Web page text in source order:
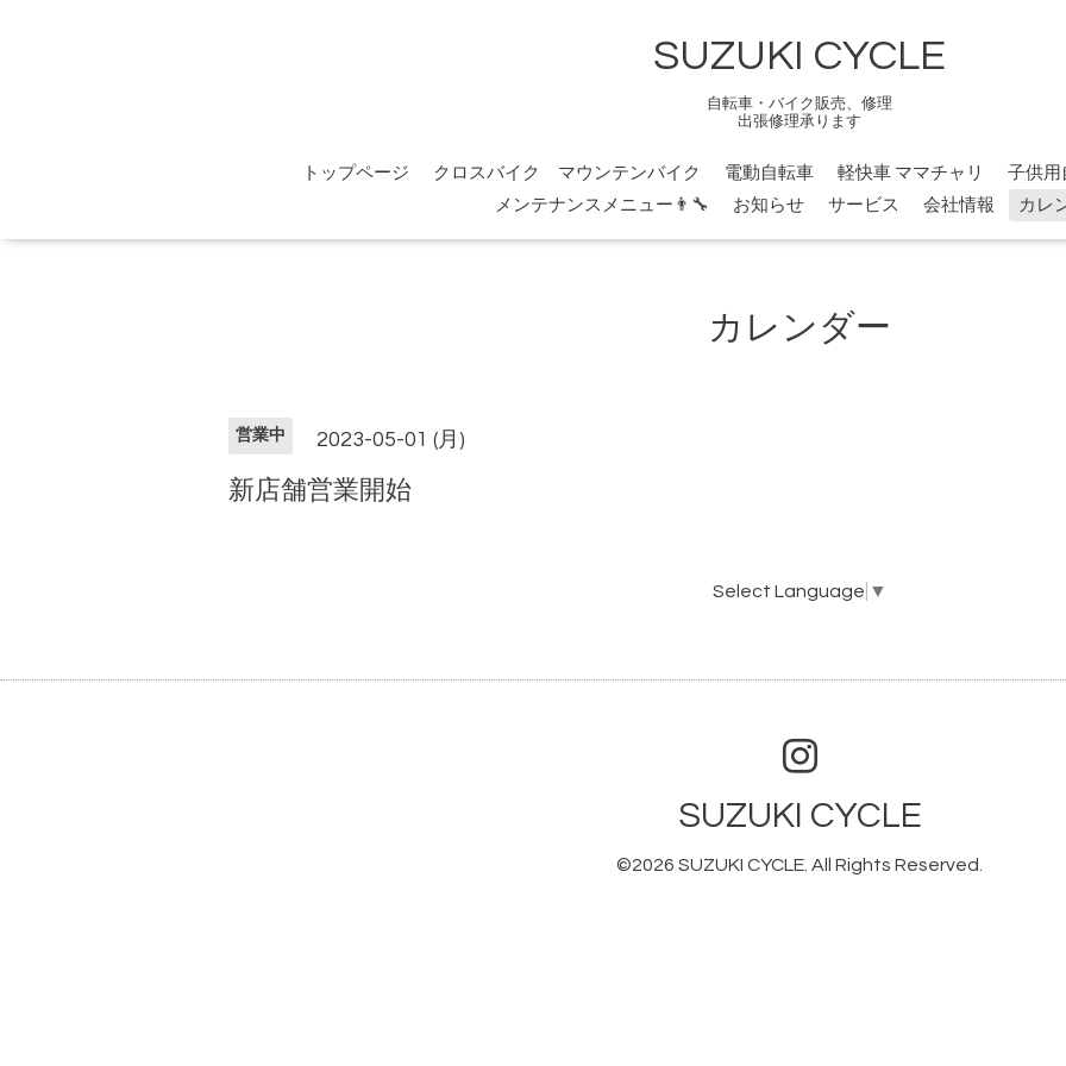
SUZUKI CYCLE
自転車・バイク販売、修理
出張修理承ります
トップページ クロスバイク マウンテンバイク 電動自転車 軽快車 ママチャリ 子供用
メンテナンスメニュー👨‍🔧
お知らせ サービス 会社情報 カレ
カレンダー
営業中 2023-05-01 (月)
新店舗営業開始
Select Language ▼
SUZUKI CYCLE
©2026 SUZUKI CYCLE . All Rights Reserved.